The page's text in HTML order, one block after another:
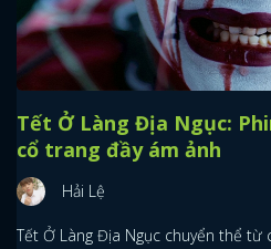
Tết Ở Làng Địa Ngục:
cổ trang đầy ám ảnh
Hải Lệ
Tết Ở Làng Địa Ngục chuyển thể